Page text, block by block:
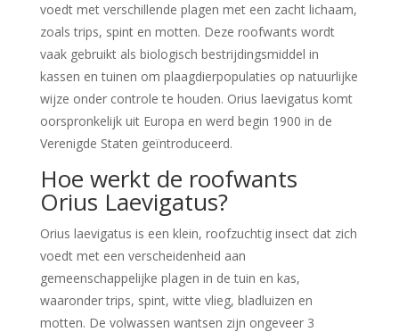
voedt met verschillende plagen met een zacht lichaam,
zoals trips, spint en motten. Deze roofwants wordt
vaak gebruikt als biologisch bestrijdingsmiddel in
kassen en tuinen om plaagdierpopulaties op natuurlijke
wijze onder controle te houden. Orius laevigatus komt
oorspronkelijk uit Europa en werd begin 1900 in de
Verenigde Staten geïntroduceerd.
Hoe werkt de roofwants
Orius Laevigatus?
Orius laevigatus is een klein, roofzuchtig insect dat zich
voedt met een verscheidenheid aan
gemeenschappelijke plagen in de tuin en kas,
waaronder trips, spint, witte vlieg, bladluizen en
motten. De volwassen wantsen zijn ongeveer 3